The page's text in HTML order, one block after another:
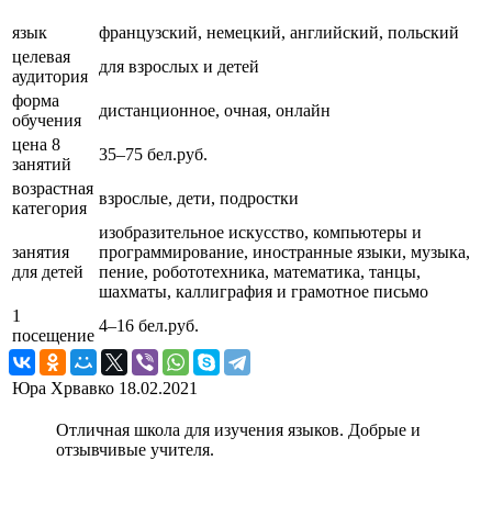
язык
французский, немецкий, английский, польский
целевая
аудитория
для взрослых и детей
форма
обучения
дистанционное, очная, онлайн
цена 8
занятий
35–75 бел.руб.
возрастная
категория
взрослые, дети, подростки
занятия
для детей
изобразительное искусство, компьютеры и
программирование, иностранные языки, музыка,
пение, робототехника, математика, танцы,
шахматы, каллиграфия и грамотное письмо
1
посещение
4–16 бел.руб.
Юра Хрвавко 18.02.2021
Отличная школа для изучения языков. Добрые и
отзывчивые учителя.